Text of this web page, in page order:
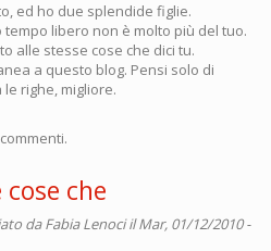
ed ho due splendide figlie.
libero non è molto più del tuo.
alle stesse cose che dici tu.
a questo blog. Pensi solo di
righe, migliore.
che
daFabia Lenociil Mar, 01/12/2010 -